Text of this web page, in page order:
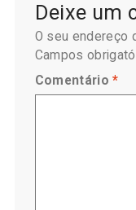
Deixe um
O seu endereço
Campos
Comentário*